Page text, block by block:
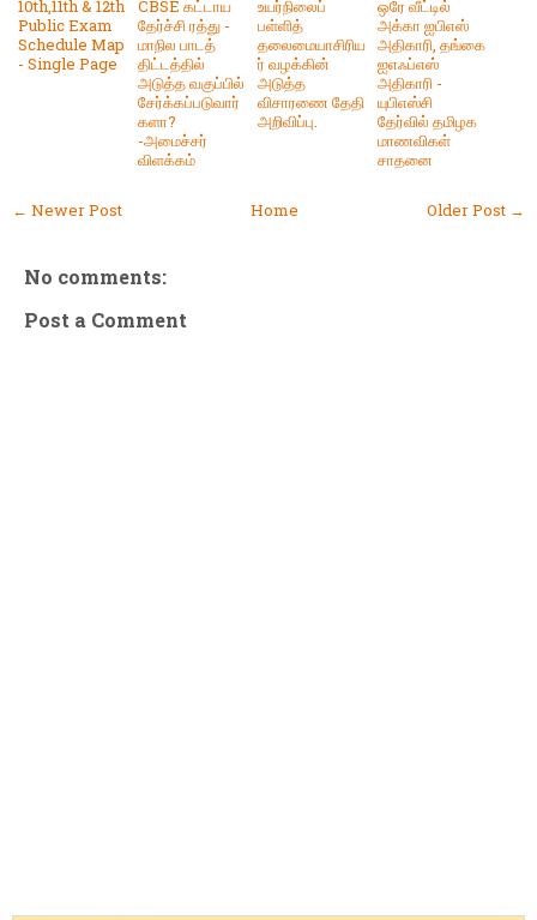
10th,11th & 12th
Public Exam
Schedule Map
- Single Page
CBSE கட்டாய
தேர்ச்சி ரத்து -
மாநில பாடத்
திட்டத்தில்
அடுத்த வகுப்பில்
சேர்க்கப்படுவார்
களா?
-அமைச்சர்
விளக்கம்
உயர்நிலைப்
பள்ளித்
தலைமையாசிரிய
ர் வழக்கின்
அடுத்த
விசாரணை தேதி
அறிவிப்பு.
ஒரே வீட்டில்
அக்கா ஐபிஎஸ்
அதிகாரி, தங்கை
ஐஎஃப்எஸ்
அதிகாரி -
யுபிஎஸ்சி
தேர்வில் தமிழக
மாணவிகள்
சாதனை
← Newer Post Older Post →
Home
No comments:
Post a Comment